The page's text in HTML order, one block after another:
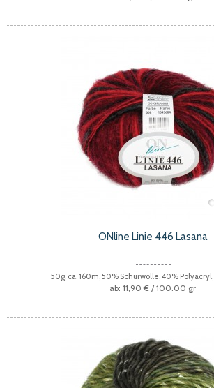
ONline Linie 446 Lasana
50g, ca. 160m, 50% Schurwolle, 40% Polyacryl,
11,90 € / 100.00 gr